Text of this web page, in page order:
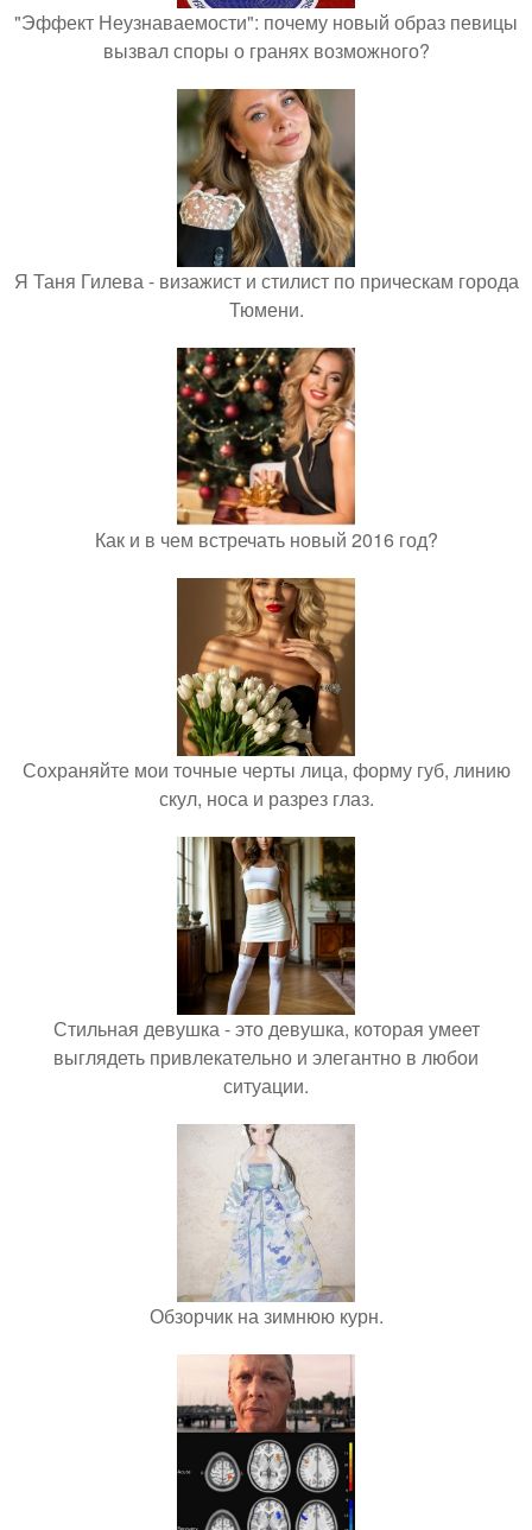
"Эффект Неузнаваемости": почему новый образ певицы
вызвал споры о гранях возможного?
Я Таня Гилева - визажист и стилист по прическам города
Тюмени.
Как и в чем встречать новый 2016 год?
Сохраняйте мои точные черты лица, форму губ, линию
скул, носа и разрез глаз.
Стильная девушка - это девушка, которая умеет
выглядеть привлекательно и элегантно в любои
ситуации.
Обзорчик на зимнюю курн.